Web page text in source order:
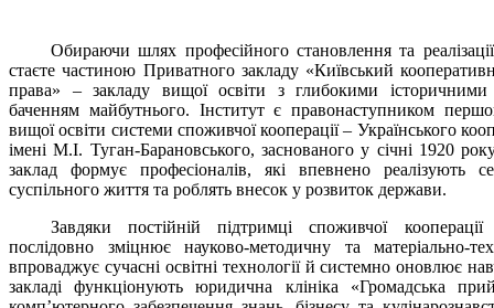
Обираючи шлях професійного становлення та
стаєте частиною Приватного закладу «Київський
права» – закладу вищої освіти з глибокими
баченням майбутнього. Інститут є правонаступником
вищої освіти системи споживчої кооперації – Українського
імені М.І. Туган-Барановського, заснованого у січні 1920
заклад формує професіоналів, які впевнено реалізують
суспільного життя та роблять внесок у розвиток держави.
Завдяки постійній підтримці споживчої
послідовно зміцнює науково-методичну та матеріально-
впроваджує сучасні освітні технології й системно оновлює
закладі функціонують юридична клініка «Громадська